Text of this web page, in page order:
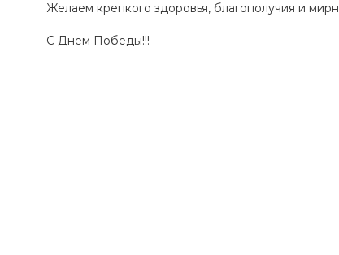
Желаем крепкого здоровья, благополучия и
С Днем Победы!!!